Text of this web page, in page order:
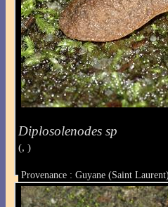
Diplosolenodes sp
(, )
Provenance : Guyane (Saint
Taille :